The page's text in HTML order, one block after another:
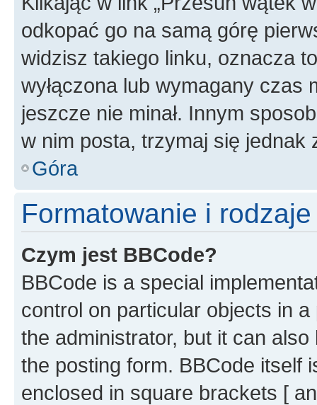
odkopać go na samą górę
widzisz takiego linku, oznacza
wyłączona lub wymagany czas
jeszcze nie minał. Innym
w nim posta, trzymaj się jednak
Góra
Formatowanie i
Czym jest BBCode?
BBCode is a special
control on particular objects in
the administrator, but it can
the posting form. BBCode itself
enclosed in square brackets [